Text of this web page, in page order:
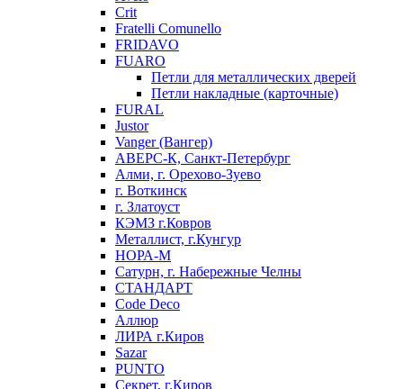
Crit
Fratelli Comunello
FRIDAVO
FUARO
Петли для металлических дверей
Петли накладные (карточные)
FURAL
Justor
Vanger (Вангер)
АВЕРС-К, Санкт-Петербург
Алми, г. Орехово-Зуево
г. Воткинск
г. Златоуст
КЭМЗ г.Ковров
Металлист, г.Кунгур
НОРА-М
Сатурн, г. Набережные Челны
СТАНДАРТ
Code Deco
Аллюр
ЛИРА г.Киров
Sazar
PUNTO
Секрет, г.Киров